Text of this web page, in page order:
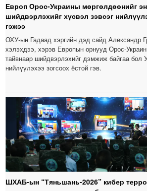
Европ Орос-Украины мөргөлдөөнийг
шийдвэрлэхийг хүсвэл зэвсэг
гэжээ
ОХУ-ын Гадаад хэргийн дэд сайд Александр
хэлэхдээ, хэрэв Европын орнууд Орос-
тайвнаар шийдвэрлэхийг дэмжиж байгаа бол
нийлүүлэхээ зогсоох ёстой гэв.
ШХАБ-ын “Тяньшань-2026” кибер